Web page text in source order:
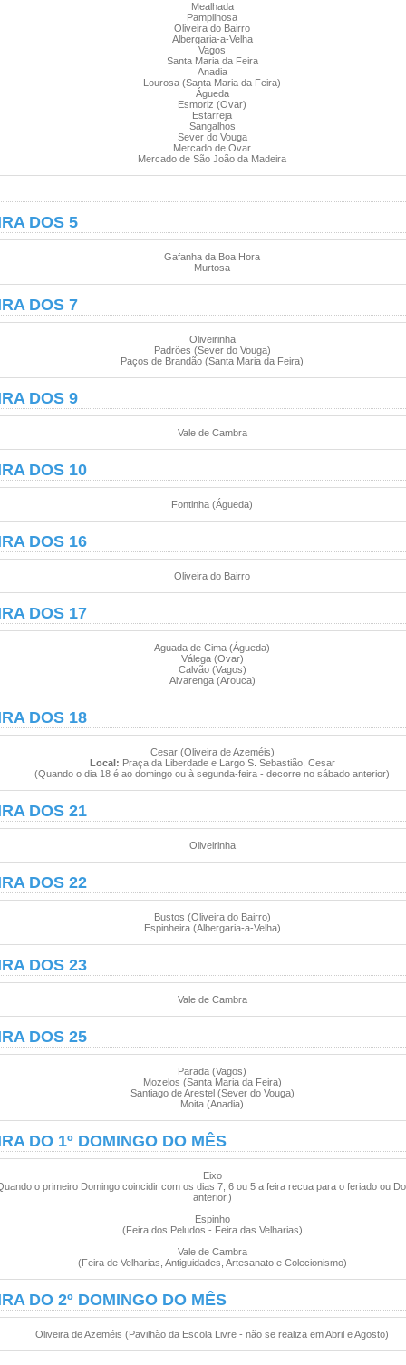
Mealhada
Pampilhosa
Oliveira do Bairro
Albergaria-a-Velha
Vagos
Santa Maria da Feira
Anadia
Lourosa (Santa Maria da Feira)
Águeda
Esmoriz (Ovar)
Estarreja
Sangalhos
Sever do Vouga
Mercado de Ovar
Mercado de São João da Madeira
DOS 5
Gafanha da Boa Hora
Murtosa
DOS 7
Oliveirinha
Padrões (Sever do Vouga)
Paços de Brandão (Santa Maria da Feira)
DOS 9
Vale de Cambra
DOS 10
Fontinha (Águeda)
DOS 16
Oliveira do Bairro
DOS 17
Aguada de Cima (Águeda)
Válega (Ovar)
Calvão (Vagos)
Alvarenga (Arouca)
DOS 18
Cesar (Oliveira de Azeméis)
Local: Praça da Liberdade e Largo S. Sebastião, Cesar
(Quando o dia 18 é ao domingo ou à segunda-feira - decorre no sábado anterior)
DOS 21
Oliveirinha
DOS 22
Bustos (Oliveira do Bairro)
Espinheira (Albergaria-a-Velha)
DOS 23
Vale de Cambra
DOS 25
Parada (Vagos)
Mozelos (Santa Maria da Feira)
Santiago de Arestel (Sever do Vouga)
Moita (Anadia)
DO 1º DOMINGO DO MÊS
Eixo
o primeiro Domingo coincidir com os dias 7, 6 ou 5 a feira recua para o feriado ou
anterior.)
Espinho
(Feira dos Peludos - Feira das Velharias)
Vale de Cambra
(Feira de Velharias, Antiguidades, Artesanato e Colecionismo)
DO 2º DOMINGO DO MÊS
Oliveira de Azeméis (Pavilhão da Escola Livre - não se realiza em Abril e Agosto)